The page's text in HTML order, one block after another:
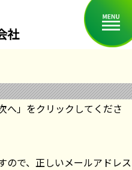
社
へ」をクリックしてくださ
ので、正しいメールアドレス